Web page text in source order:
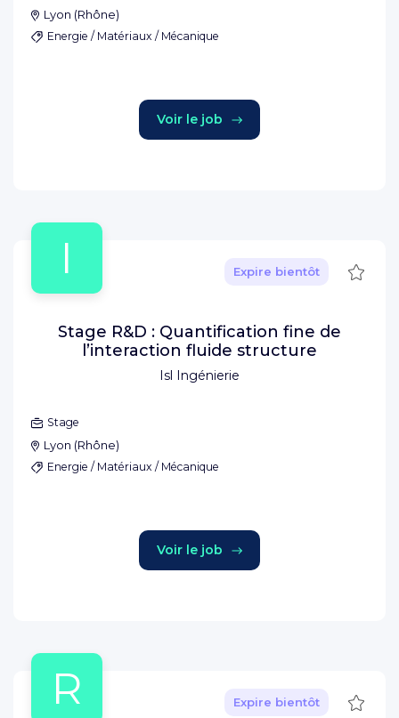
Lyon (Rhône)
Energie / Matériaux / Mécanique
Voir le job
I
Isl Ingénierie
Expire bientôt
Stage R&D : Quantification fine de
l’interaction fluide structure
Stage
Lyon (Rhône)
Energie / Matériaux / Mécanique
Voir le job
R Expire bientôt